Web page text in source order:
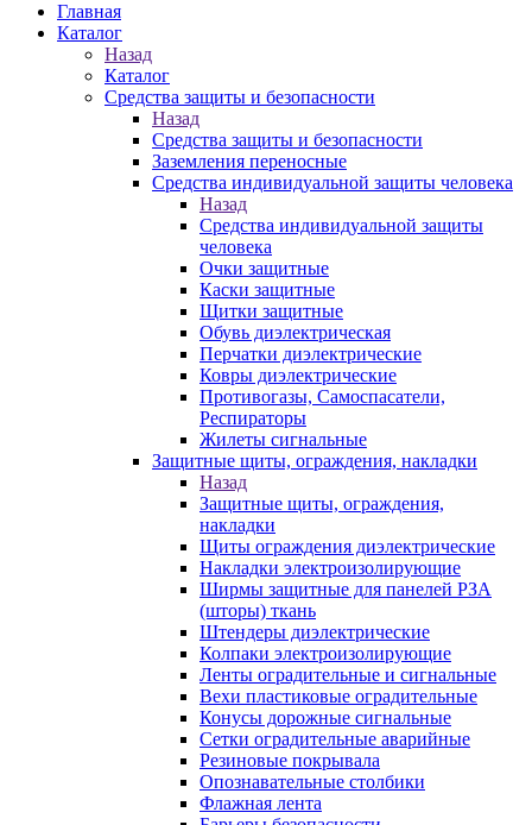
Главная
Каталог
Назад
Каталог
Средства защиты и безопасности
Назад
Средства защиты и безопасности
Заземления переносные
Средства индивидуальной защиты человека
Назад
Средства индивидуальной защиты
человека
Очки защитные
Каски защитные
Щитки защитные
Обувь диэлектрическая
Перчатки диэлектрические
Ковры диэлектрические
Противогазы, Самоспасатели,
Респираторы
Жилеты сигнальные
Защитные щиты, ограждения, накладки
Назад
Защитные щиты, ограждения,
накладки
Щиты ограждения диэлектрические
Накладки электроизолирующие
Ширмы защитные для панелей РЗА
(шторы) ткань
Штендеры диэлектрические
Колпаки электроизолирующие
Ленты оградительные и сигнальные
Вехи пластиковые оградительные
Конусы дорожные сигнальные
Сетки оградительные аварийные
Резиновые покрывала
Опознавательные столбики
Флажная лента